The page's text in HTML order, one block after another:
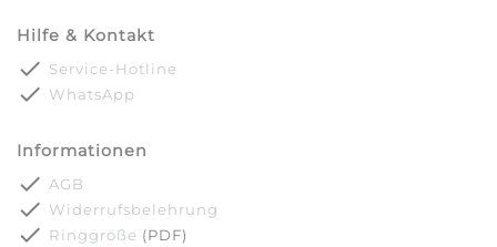
Hilfe & Kontakt
done Service-Hotline
done WhatsApp
Informationen
done AGB
done Widerrufsbelehrung
done Ringgröße (PDF)